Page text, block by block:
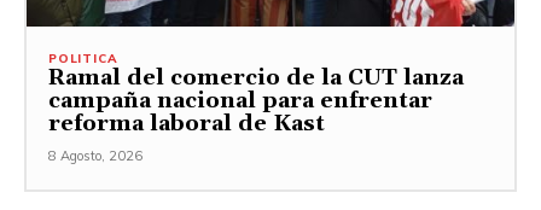
POLITICA
Ramal del comercio de la CUT lanza
campaña nacional para enfrentar
reforma laboral de Kast
8 Agosto, 2026